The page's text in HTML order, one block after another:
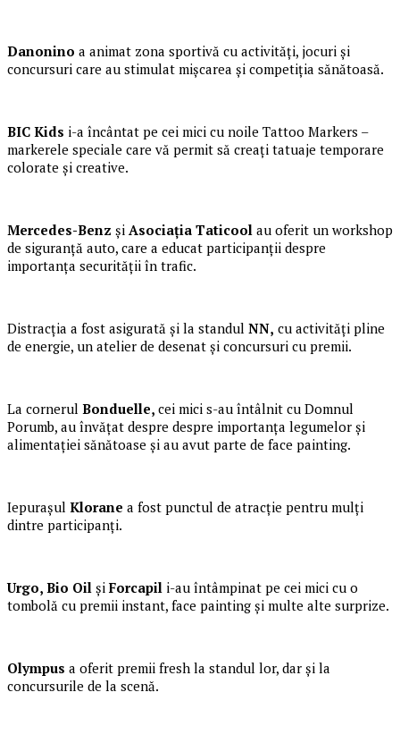
Danonino a animat zona sportivă cu activități, jocuri și
concursuri care au stimulat mișcarea și competiția sănătoasă.
BIC Kids i-a încântat pe cei mici cu noile Tattoo Markers –
markerele speciale care vă permit să creați tatuaje temporare
colorate și creative.
Mercedes-Benz și Asociația Taticool au oferit un workshop
de siguranță auto, care a educat participanții despre
importanța securității în trafic.
Distracția a fost asigurată și la standul NN, cu activități pline
de energie, un atelier de desenat și concursuri cu premii.
La cornerul Bonduelle, cei mici s-au întâlnit cu Domnul
Porumb, au învățat despre despre importanța legumelor și
alimentației sănătoase și au avut parte de face painting.
Iepurașul Klorane a fost punctul de atracție pentru mulți
dintre participanți.
Urgo, Bio Oil și Forcapil i-au întâmpinat pe cei mici cu o
tombolă cu premii instant, face painting și multe alte surprize.
Olympus a oferit premii fresh la standul lor, dar și la
concursurile de la scenă.